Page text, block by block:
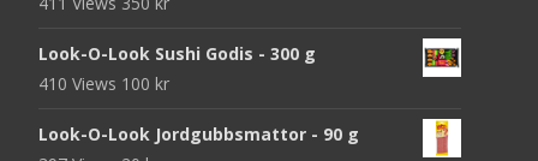
Look-O-Look Sushi Godis - 300 g
410 Views 100 kr
Look-O-Look Jordgubbsmattor - 90 g